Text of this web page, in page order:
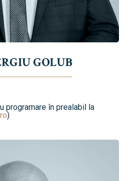
GOLUB
programare în prealabil la
)